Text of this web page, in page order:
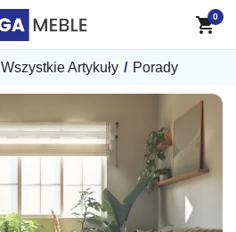
Wszystkie Artykuły / Porady
0